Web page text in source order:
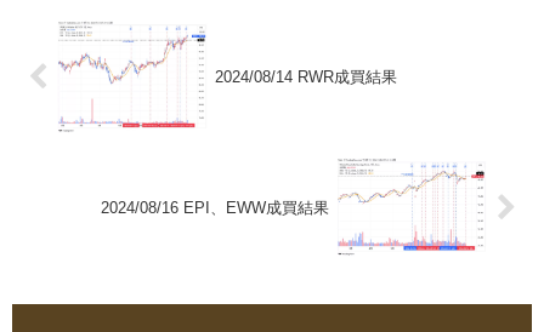
2024/08/14 RWR成買結果
2024/08/16 EPI、EWW成買結果